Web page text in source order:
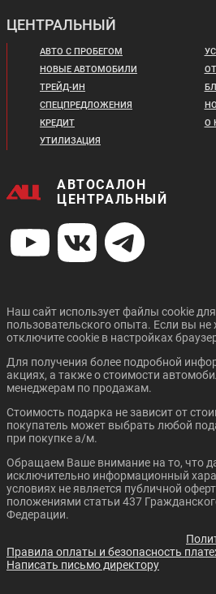
ЦЕНТРАЛЬНЫЙ
АВТО С ПРОБЕГОМ
НОВЫЕ АВТОМОБИЛИ
ТРЕЙД-ИН
СПЕЦПРЕДЛОЖЕНИЯ
КРЕДИТ
УТИЛИЗАЦИЯ
О
АВТОСАЛОН
ЦЕНТРАЛЬНЫЙ
Наш сайт использует файлы cookie
пользовательского опыта. Если вы не
отключите cookie в настройках
Для получения более подробной
акциях, а также о стоимости
менеджерам по продажам.
Стоимость подарка не зависит от
покупатель может выбрать любой
при покупке а/м.
Обращаем Ваше внимание на то, что
исключительно информационный
условиях не является публичной
положениями статьи 437
Федерации.
Правила оплаты и безопасность
Написать письмо директору